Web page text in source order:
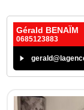
Gérald BENAÏM
0685123883